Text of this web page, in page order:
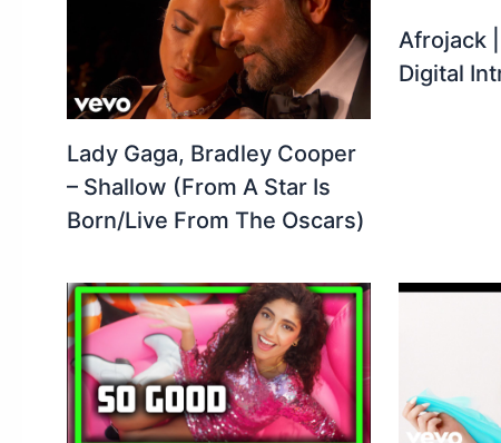
Lady Gaga, Bradley Cooper
– Shallow (From A Star Is
Born/Live From The Oscars)
Afrojack
Digital